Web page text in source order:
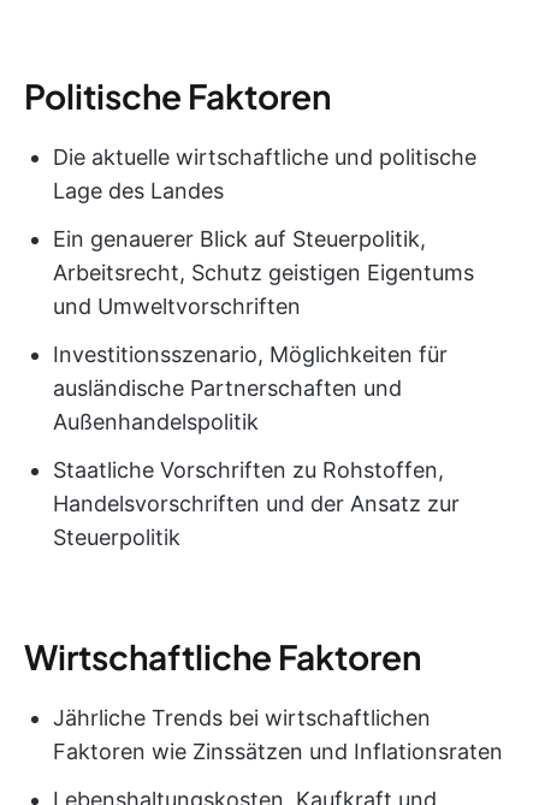
Politische Faktoren
Die aktuelle wirtschaftliche und politische
Lage des Landes
Ein genauerer Blick auf Steuerpolitik,
Arbeitsrecht, Schutz geistigen Eigentums
und Umweltvorschriften
Investitionsszenario, Möglichkeiten für
ausländische Partnerschaften und
Außenhandelspolitik
Staatliche Vorschriften zu Rohstoffen,
Handelsvorschriften und der Ansatz zur
Steuerpolitik
Wirtschaftliche Faktoren
Jährliche Trends bei wirtschaftlichen
Faktoren wie Zinssätzen und Inflationsraten
Lebenshaltungskosten, Kaufkraft und